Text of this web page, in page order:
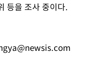
등을 조사 중이다.